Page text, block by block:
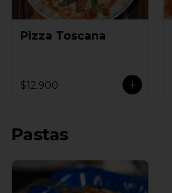
Pizza Toscana
$12.900
Pastas